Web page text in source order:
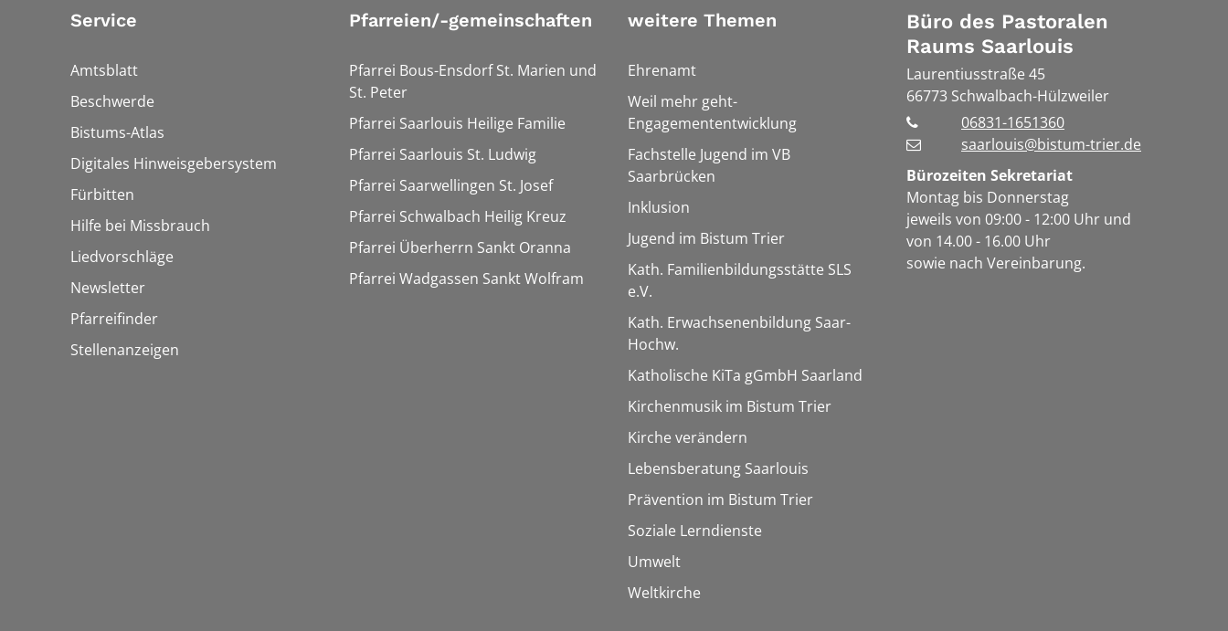
Service
Amtsblatt
Beschwerde
Bistums-Atlas
Digitales Hinweisgebersystem
Fürbitten
Hilfe bei Missbrauch
Liedvorschläge
Newsletter
Pfarreifinder
Stellenanzeigen
Pfarreien/-gemeinschaften
Pfarrei Bous-Ensdorf St. Marien und
St. Peter
Pfarrei Saarlouis Heilige Familie
Pfarrei Saarlouis St. Ludwig
Pfarrei Saarwellingen St. Josef
Pfarrei Schwalbach Heilig Kreuz
Pfarrei Überherrn Sankt Oranna
Pfarrei Wadgassen Sankt Wolfram
weitere Themen
Ehrenamt
Weil mehr geht-
Engagemententwicklung
Fachstelle Jugend im VB
Saarbrücken
Inklusion
Jugend im Bistum Trier
Kath. Familienbildungsstätte SLS
e.V.
Kath. Erwachsenenbildung Saar-
Hochw.
Katholische KiTa gGmbH Saarland
Kirchenmusik im Bistum Trier
Kirche verändern
Lebensberatung Saarlouis
Prävention im Bistum Trier
Soziale Lerndienste
Umwelt
Weltkirche
Büro des Pastoralen
Raums Saarlouis
Laurentiusstraße 45
66773 Schwalbach-Hülzweiler
06831-1651360
saarlouis@bistum-trier.de
Bürozeiten Sekretariat
Montag bis Donnerstag
jeweils von 09:00 - 12:00 Uhr und
von 14.00 - 16.00 Uhr
sowie nach Vereinbarung.